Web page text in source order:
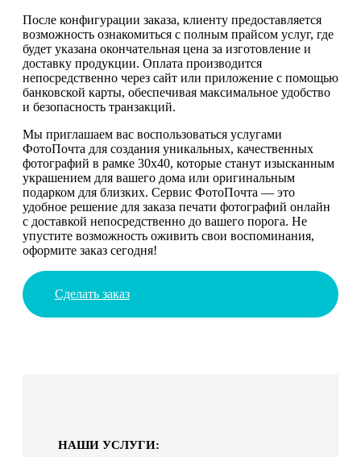
После конфигурации заказа, клиенту предоставляется
возможность ознакомиться с полным прайсом услуг, где
будет указана окончательная цена за изготовление и
доставку продукции. Оплата производится
непосредственно через сайт или приложение с помощью
банковской карты, обеспечивая максимальное удобство
и безопасность транзакций.
Мы приглашаем вас воспользоваться услугами
ФотоПочта для создания уникальных, качественных
фотографий в рамке 30х40, которые станут изысканным
украшением для вашего дома или оригинальным
подарком для близких. Сервис ФотоПочта — это
удобное решение для заказа печати фотографий онлайн
с доставкой непосредственно до вашего порога. Не
упустите возможность оживить свои воспоминания,
оформите заказ сегодня!
Сделать заказ
НАШИ УСЛУГИ: